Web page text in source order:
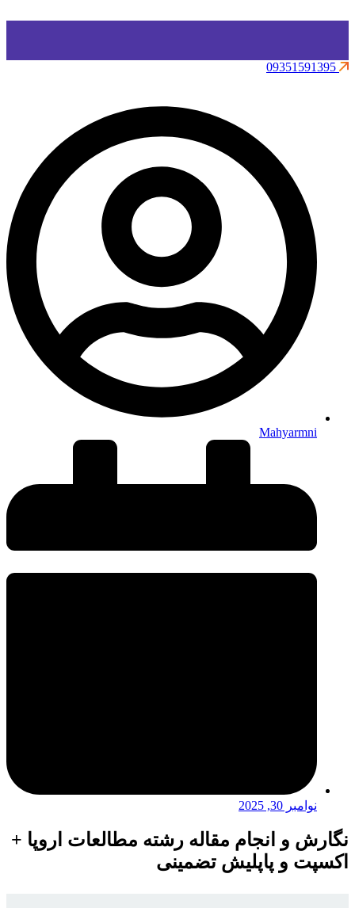
09351591395
Mahyarmni
نوامبر 30, 2025
نگارش و انجام مقاله رشته مطالعات اروپا +
اکسپت و پاپلیش تضمینی